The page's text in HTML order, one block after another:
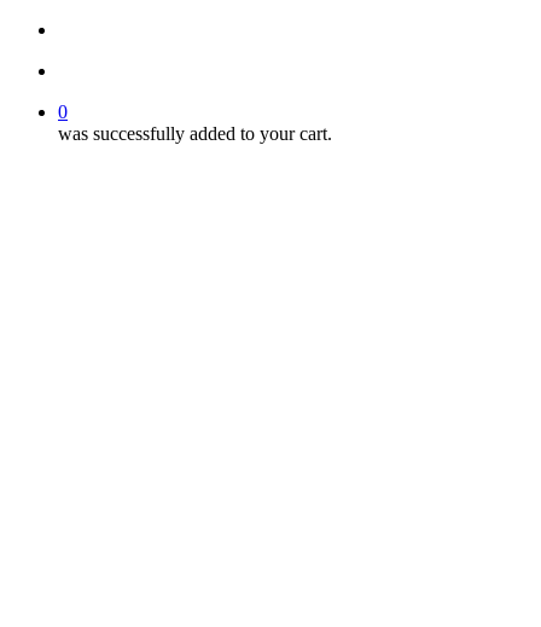
0
was successfully added to your cart.